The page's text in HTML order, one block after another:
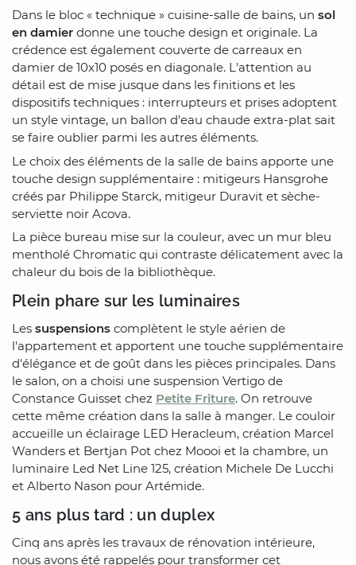
Dans le bloc « technique » cuisine-salle de bains, un sol
en damier donne une touche design et originale. La
crédence est également couverte de carreaux en
damier de 10x10 posés en diagonale. L'attention au
détail est de mise jusque dans les finitions et les
dispositifs techniques : interrupteurs et prises adoptent
un style vintage, un ballon d'eau chaude extra-plat sait
se faire oublier parmi les autres éléments.
Le choix des éléments de la salle de bains apporte une
touche design supplémentaire : mitigeurs Hansgrohe
créés par Philippe Starck, mitigeur Duravit et sèche-
serviette noir Acova.
La pièce bureau mise sur la couleur, avec un mur bleu
mentholé Chromatic qui contraste délicatement avec la
chaleur du bois de la bibliothèque.
Plein phare sur les luminaires
Les suspensions complètent le style aérien de
l'appartement et apportent une touche supplémentaire
d'élégance et de goût dans les pièces principales. Dans
le salon, on a choisi une suspension Vertigo de
Constance Guisset chez Petite Friture. On retrouve
cette même création dans la salle à manger. Le couloir
accueille un éclairage LED Heracleum, création Marcel
Wanders et Bertjan Pot chez Moooi et la chambre, un
luminaire Led Net Line 125, création Michele De Lucchi
et Alberto Nason pour Artémide.
5 ans plus tard : un duplex
Cinq ans après les travaux de rénovation intérieure,
nous avons été rappelés pour transformer cet